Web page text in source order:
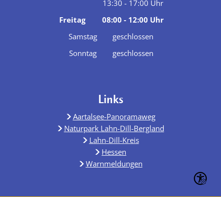
Von 08:00 bis 12:00 Uhr
13:30 - 17:00 Uhr
Von 13:30 bis 17:00 Uhr
Freitag 08:00 - 12:00 Uhr
Von 08:00 bis 12:00 Uhr
Samstag
geschlossen
Sonntag
geschlossen
Links
Aartalsee-Panoramaweg
Naturpark Lahn-Dill-Bergland
Lahn-Dill-Kreis
Hessen
Warnmeldungen
Seite